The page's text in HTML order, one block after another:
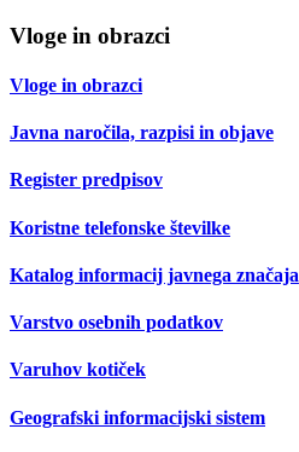
Vloge in obrazci
Vloge in obrazci
Javna naročila, razpisi in objave
Register predpisov
Koristne telefonske številke
Katalog informacij javnega značaja
Varstvo osebnih podatkov
Varuhov kotiček
Geografski informacijski sistem